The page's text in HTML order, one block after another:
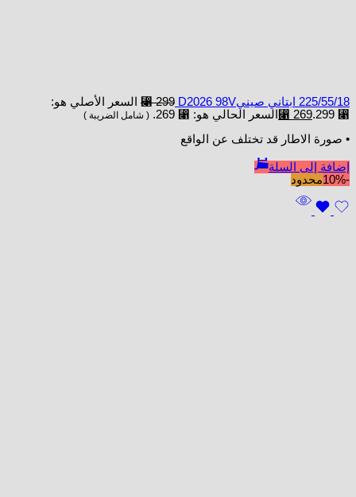
225/55/18 ابتاني صينيD2026 98V ⃁299
السعر الأصلي هو:
⃁ 299.
⃁ 269 السعر الحالي هو: ⃁ 269. ( شامل الضريبة )
• صورة الاطار قد تختلف عن الواقع
إضافة إلى السلة
-10%
محدود